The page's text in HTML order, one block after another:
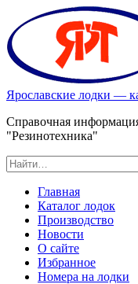
Перейти
содержанию
Ярославские лодки —
Справочная
"Резинотехника"
Search
for:
Главная
Каталог лодок
Производство
Новости
О сайте
Избранное
Номера на лодки